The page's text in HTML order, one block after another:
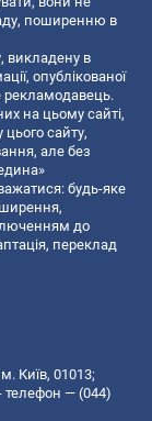
поширенню в
викладену в
опублікованої
рекламодавець.
на цьому сайті,
цього сайту,
але без
будь-яке
до
переклад
Київ, 01013;
телефон — (044)